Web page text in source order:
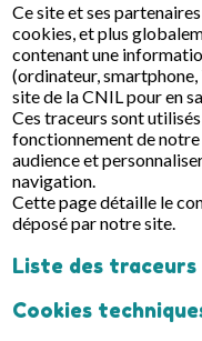
Ce site et ses
cookies, et plus
contenant une
(ordinateur,
site de la CNIL pour en
Ces traceurs sont
fonctionnement de
audience et
navigation.
Cette page détaille le
déposé par notre site.
Liste des traceurs
Cookies